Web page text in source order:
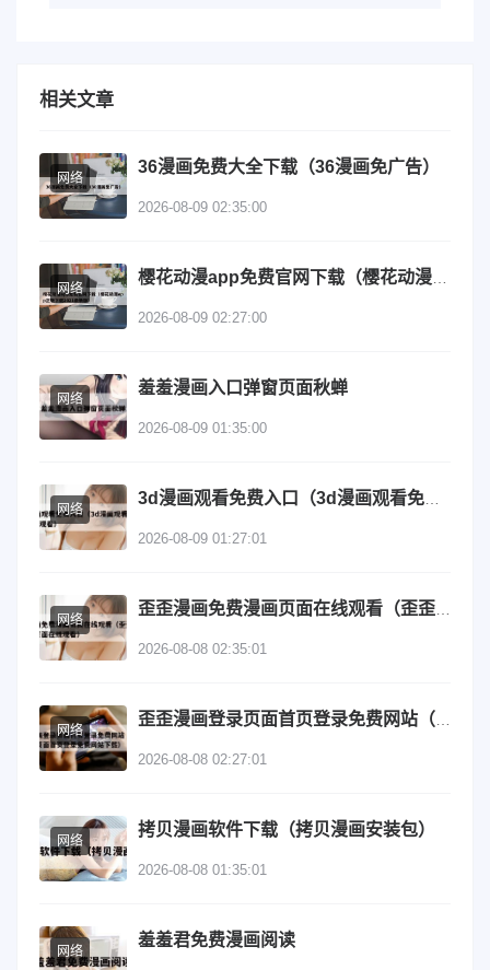
相关文章
网络
36漫画免费大全下载（36漫画免广告）
2026-08-09 02:35:00
网络
2026-08-09 02:27:00
网络
羞羞漫画入口弹窗页面秋蝉
2026-08-09 01:35:00
网络
2026-08-09 01:27:01
网络
2026-08-08 02:35:01
网络
2026-08-08 02:27:01
网络
拷贝漫画软件下载（拷贝漫画安装包）
2026-08-08 01:35:01
网络
羞羞君免费漫画阅读